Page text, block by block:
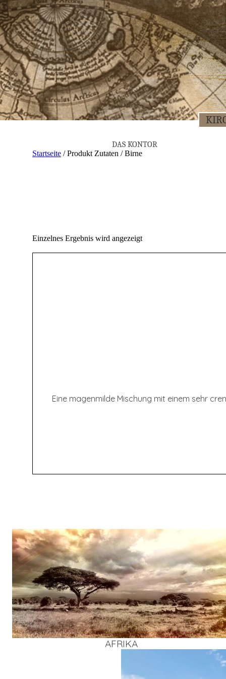
DAS KON­TOR
Startseite / Produkt Zutaten / Birne
Einzelnes Ergebnis wird angezeigt
Eine magenmilde Mischung mit einem sehr
AFRI­KA